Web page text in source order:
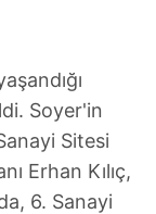
Soyer'in
Sitesi
Erhan Kılıç,
6. Sanayi